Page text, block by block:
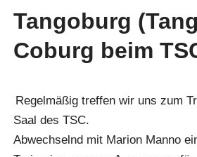
Tangoburg
Coburg beim
Regelmäßig treffen wir uns zum
Saal des TSC.
Abwechselnd mit Marion Manno